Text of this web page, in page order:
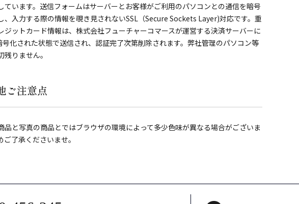
ています。送信フォームはサーバーとお客様がご利用のパソコンとの通信を暗号
、入力する際の情報を覗き見されないSSL（Secure Sockets Layer)対応です。重
ジットカード情報は、株式会社フューチャーコマースが運営する決済サーバーに
号化された状態で送信され、認証完了次第削除されます。弊社管理のパソコン等
残りません。
ご注意点
品と写真の商品とではブラウザの環境によって多少色味が異なる場合がございま
ご了承くださいませ。